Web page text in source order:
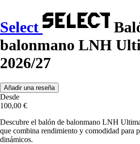
Select
balonmano LNH
2026/27
Añadir una reseña
Desde
100,00 €
Descubre el balón de balonmano LNH
que combina rendimiento y comodidad para
dinámicos.